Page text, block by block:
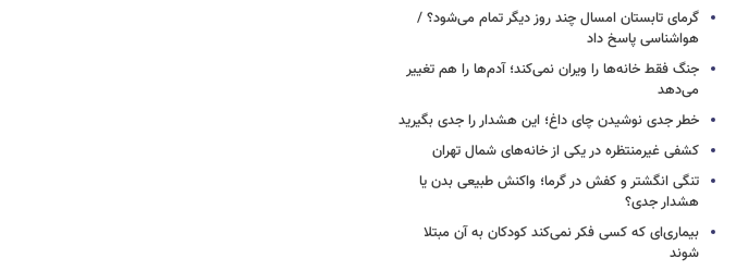
گرمای تابستان امسال چند روز دیگر تمام می‌شود؟ /
هواشناسی پاسخ داد
جنگ فقط خانه‌ها را ویران نمی‌کند؛ آدم‌ها را هم تغییر
می‌دهد
خطر جدی نوشیدن چای داغ؛ این هشدار را جدی بگیرید
کشفی غیرمنتظره در یکی از خانه‌های شمال تهران
تنگی انگشتر و کفش در گرما؛ واکنش طبیعی بدن یا
هشدار جدی؟
بیماری‌ای که کسی فکر نمی‌کند کودکان به آن مبتلا
شوند